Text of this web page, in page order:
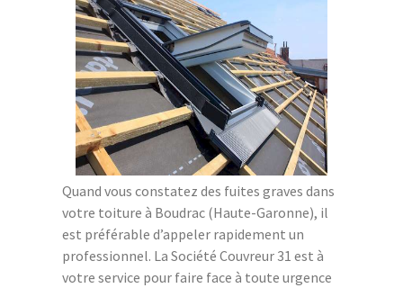
Quand vous constatez des fuites graves dans
votre toiture à Boudrac (Haute-Garonne), il
est préférable d’appeler rapidement un
professionnel. La Société Couvreur 31 est à
votre service pour faire face à toute urgence